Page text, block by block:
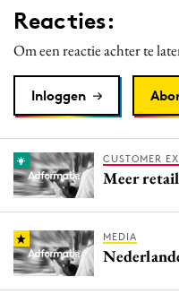
Media
Programmatic
Purpose Marketing
Reputatie & crisis
Reacties:
Om een reactie achter te
Inloggen
CUSTOMER
Meer
MEDIA